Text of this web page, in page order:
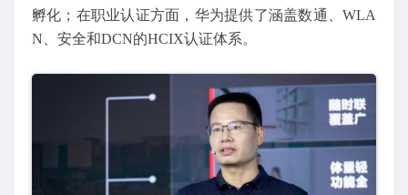
孵化；在职业认证方面，华为提供了涵盖数通、WLA
N、安全和DCN的HCIX认证体系。